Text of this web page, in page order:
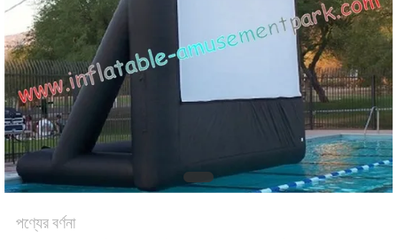
পণ্যের বর্ণনা